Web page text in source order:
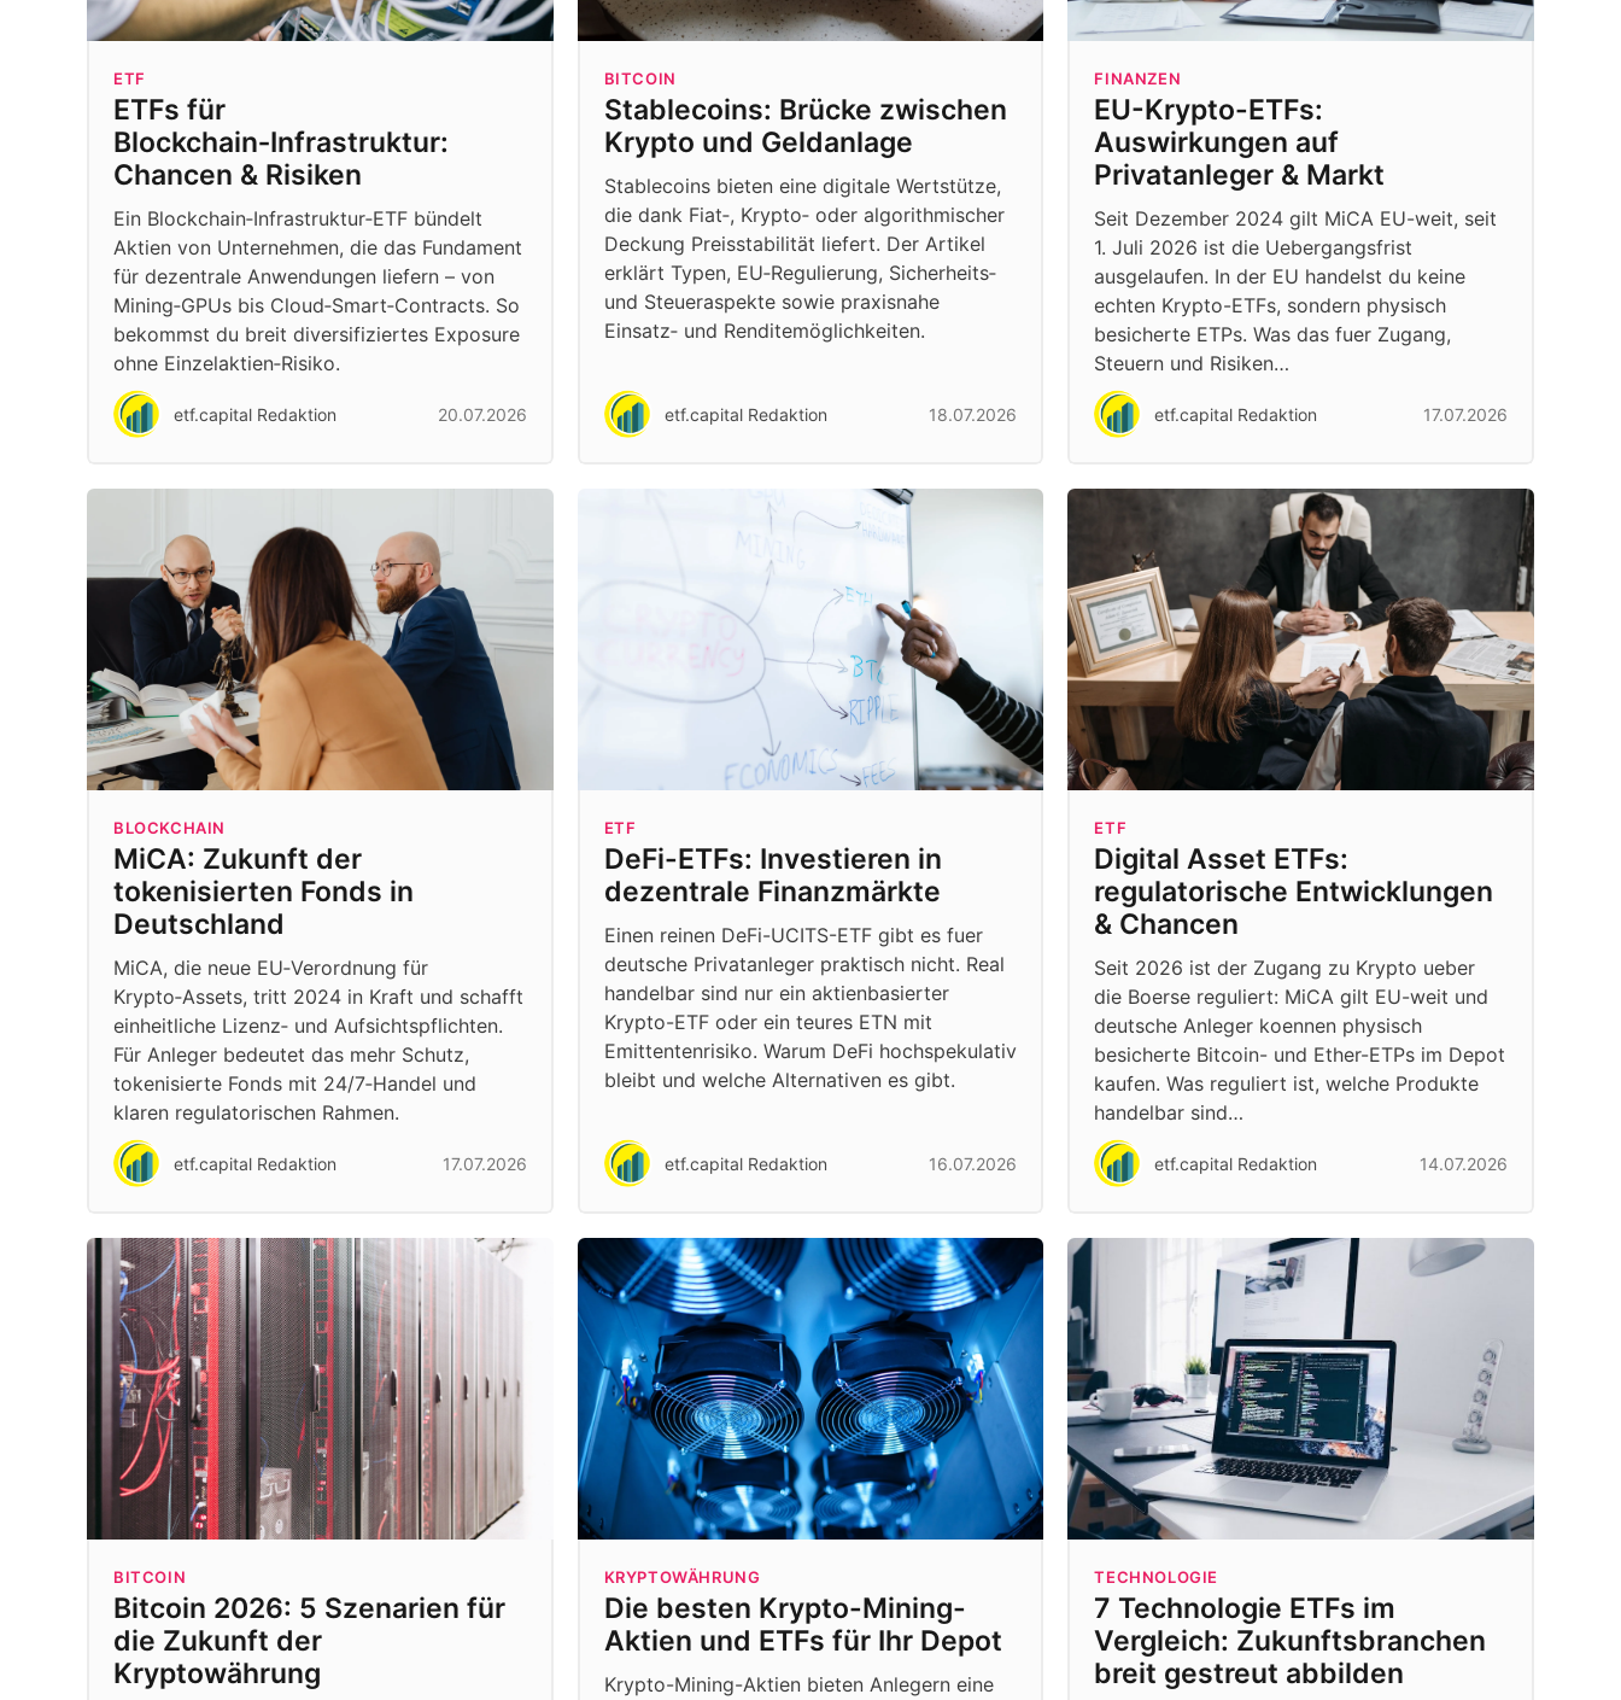
ETF
ETFs für
Blockchain‑Infrastruktur:
Chancen & Risiken
Ein Blockchain‑Infrastruktur‑ETF bündelt
Aktien von Unternehmen, die das Fundament
für dezentrale Anwendungen liefern – von
Mining‑GPUs bis Cloud‑Smart‑Contracts. So
bekommst du breit diversifiziertes Exposure
ohne Einzelaktien‑Risiko.
etf.capital Redaktion 20.07.2026
BITCOIN
Stablecoins: Brücke zwischen
Krypto und Geldanlage
Stablecoins bieten eine digitale Wertstütze,
die dank Fiat‑, Krypto‑ oder algorithmischer
Deckung Preisstabilität liefert. Der Artikel
erklärt Typen, EU‑Regulierung, Sicherheits‑
und Steueraspekte sowie praxisnahe
Einsatz‑ und Renditemöglichkeiten.
etf.capital Redaktion 18.07.2026
FINANZEN
EU-Krypto-ETFs:
Auswirkungen auf
Privatanleger & Markt
Seit Dezember 2024 gilt MiCA EU-weit, seit
1. Juli 2026 ist die Uebergangsfrist
ausgelaufen. In der EU handelst du keine
echten Krypto-ETFs, sondern physisch
besicherte ETPs. Was das fuer Zugang,
Steuern und Risiken…
etf.capital Redaktion 17.07.2026
BLOCKCHAIN
MiCA: Zukunft der
tokenisierten Fonds in
Deutschland
MiCA, die neue EU‑Verordnung für
Krypto‑Assets, tritt 2024 in Kraft und schafft
einheitliche Lizenz‑ und Aufsichtspflichten.
Für Anleger bedeutet das mehr Schutz,
tokenisierte Fonds mit 24/7‑Handel und
klaren regulatorischen Rahmen.
etf.capital Redaktion 17.07.2026
ETF
DeFi-ETFs: Investieren in
dezentrale Finanzmärkte
Einen reinen DeFi-UCITS-ETF gibt es fuer
deutsche Privatanleger praktisch nicht. Real
handelbar sind nur ein aktienbasierter
Krypto-ETF oder ein teures ETN mit
Emittentenrisiko. Warum DeFi hochspekulativ
bleibt und welche Alternativen es gibt.
etf.capital Redaktion 16.07.2026
ETF
Digital Asset ETFs:
regulatorische Entwicklungen
& Chancen
Seit 2026 ist der Zugang zu Krypto ueber
die Boerse reguliert: MiCA gilt EU-weit und
deutsche Anleger koennen physisch
besicherte Bitcoin- und Ether-ETPs im Depot
kaufen. Was reguliert ist, welche Produkte
handelbar sind…
etf.capital Redaktion 14.07.2026
BITCOIN
Bitcoin 2026: 5 Szenarien für
die Zukunft der
Kryptowährung
KRYPTOWÄHRUNG
Die besten Krypto-Mining-
Aktien und ETFs für Ihr Depot
Krypto-Mining-Aktien bieten Anlegern eine
TECHNOLOGIE
7 Technologie ETFs im
Vergleich: Zukunftsbranchen
breit gestreut abbilden